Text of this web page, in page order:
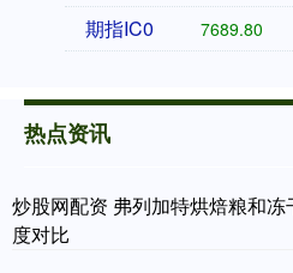
期指IC0 7689.80
热点资讯
炒股网配资 弗列加特烘焙粮和
度对比